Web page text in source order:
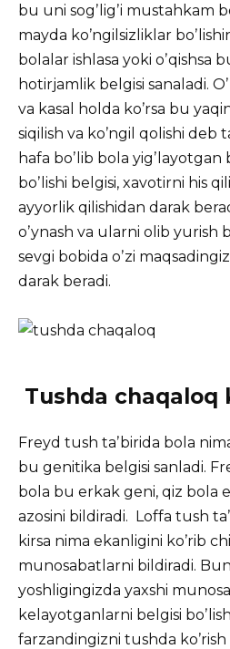
bu uni sogʼligʼi mustahkam
mayda koʼngilsizliklar
bolalar ishlasa yoki oʼqishsa
hotirjamlik belgisi sanaladi.
va kasal holda koʼrsa bu
siqilish va koʼngil qolishi deb
hafa boʼlib bola yigʼlayotgan
boʼlishi belgisi, xavotirni his
ayyorlik qilishidan darak
oʼynash va ularni olib yurish
sevgi bobida oʼzi
darak beradi.
Tushda chaqaloq
Freyd tush taʼbirida bola
bu genitika belgisi sanladi.
bola bu erkak geni, qiz bola
azosini bildiradi. Loffa tush
kirsa nima ekanligini koʼrib
munosabatlarni bildiradi.
yoshligingizda yaxshi
kelayotganlarni belgisi
farzandingizni tushda